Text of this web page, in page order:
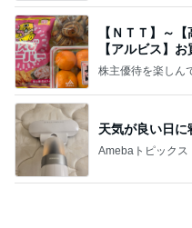
天気が良い日
クロとこいたん
あいのりブログ